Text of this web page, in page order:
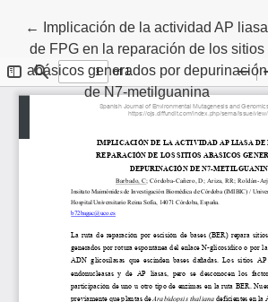
← Return to Article Details
Implicación de la actividad AP liasa
de FPG en la reparación de los sitios
abásicos generados por depurinación
de N7-metilguanina